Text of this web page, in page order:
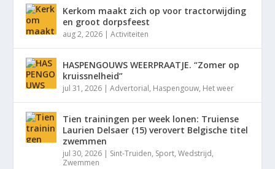
Kerkom maakt zich op voor tractorwijding
en groot dorpsfeest
aug 2, 2026 |Activiteiten
HASPENGOUWS WEERPRAATJE. “Zomer op
kruissnelheid”
jul 31, 2026 |Advertorial, Haspengouw, Het weer
Tien trainingen per week lonen: Truiense
Laurien Delsaer (15) verovert Belgische titel
zwemmen
jul 30, 2026 | Sint-Truiden, Sport,Wedstrijd,
Zwemmen